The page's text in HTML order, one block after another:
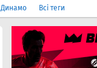
Динамо Всі теги